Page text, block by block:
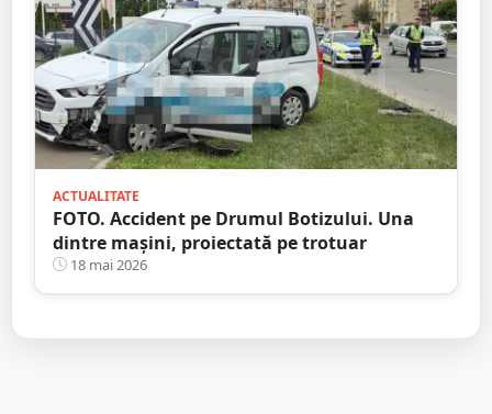
ACTUALITATE
FOTO. Accident pe Drumul Botizului. Una
dintre mașini, proiectată pe trotuar
18 mai 2026